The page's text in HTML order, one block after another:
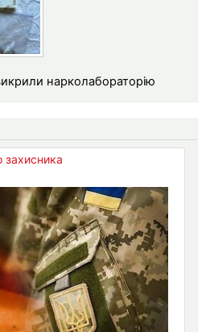
нарколабораторію
захисника